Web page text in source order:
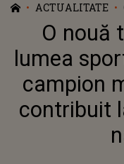
ACTUALITATE
O nouă
lumea
campion
contribuit